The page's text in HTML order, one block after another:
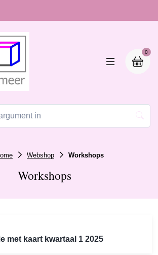
0
Webshop Workshops
Workshops
met kaart kwartaal 1 2025